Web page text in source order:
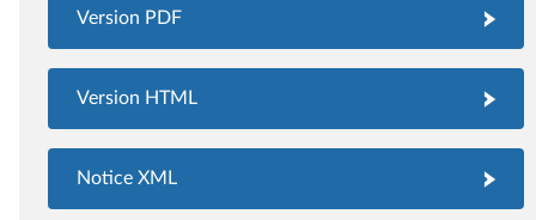
Version PDF
Version HTML
Notice XML